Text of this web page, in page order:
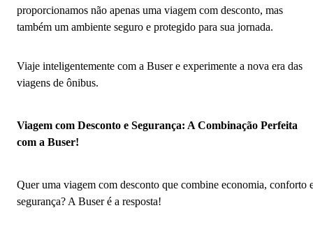
proporcionamos não apenas uma viagem com desconto, mas
também um ambiente seguro e protegido para sua jornada.
Viaje inteligentemente com a Buser e experimente a nova era das
viagens de ônibus.
Viagem com Desconto e Segurança: A Combinação Perfeita
com a Buser!
Quer uma viagem com desconto que combine economia, conforto
segurança? A Buser é a resposta!